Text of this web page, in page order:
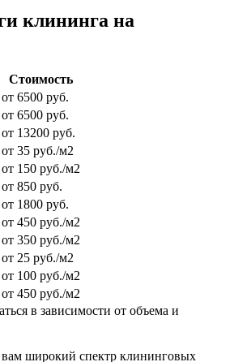
клининга на
Стоимость
от 6500 руб.
от 6500 руб.
от 13200 руб.
от 35 руб./м2
от 150 руб./м2
от 850 руб.
от 1800 руб.
от 450 руб./м2
от 350 руб./м2
от 25 руб./м2
от 100 руб./м2
от 450 руб./м2
в зависимости от объема и
широкий спектр клининговых